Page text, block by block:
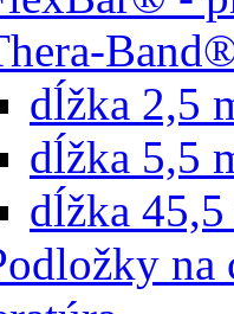
dĺžka 2,5
dĺžka 5,5
dĺžka 45,5
na